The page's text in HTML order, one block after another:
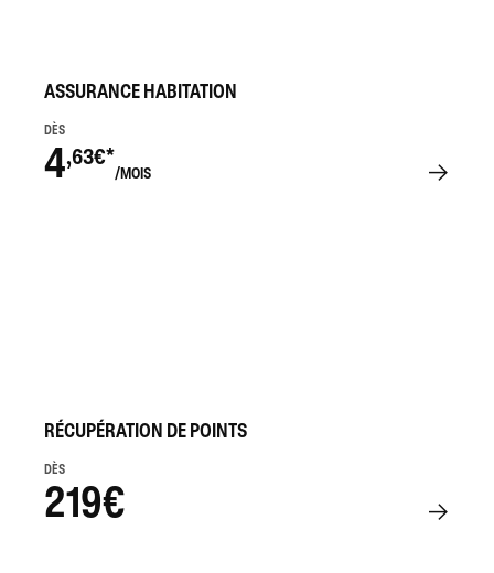
ASSURANCE HABITATION
DÈS
4,63€*
/MOIS
RÉCUPÉRATION DE POINTS
DÈS
219€